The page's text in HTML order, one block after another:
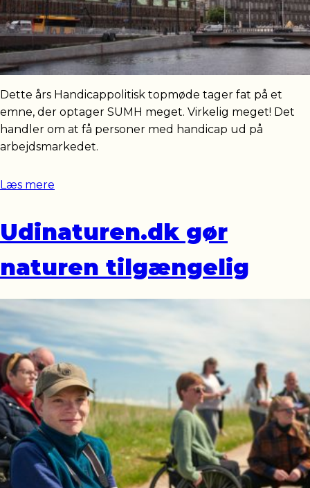
Dette års Handicappolitisk topmøde tager fat på et
emne, der optager SUMH meget. Virkelig meget! Det
handler om at få personer med handicap ud på
arbejdsmarkedet.
Læs mere
Udinaturen.dk gør
naturen tilgængelig